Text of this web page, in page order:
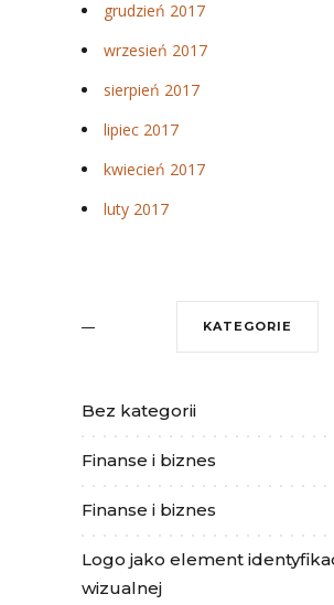
grudzień 2017
wrzesień 2017
sierpień 2017
lipiec 2017
kwiecień 2017
luty 2017
KATEGORIE
Bez kategorii
Finanse i biznes
Finanse i biznes
Logo jako element
wizualnej